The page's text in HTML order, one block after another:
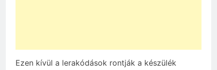
Ezen kívül a lerakódások rontják a készülék